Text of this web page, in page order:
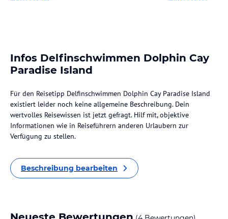
Infos Delfinschwimmen Dolphin Cay
Paradise Island
Für den Reisetipp Delfinschwimmen Dolphin Cay Paradise Island
existiert leider noch keine allgemeine Beschreibung. Dein
wertvolles Reisewissen ist jetzt gefragt. Hilf mit, objektive
Informationen wie in Reiseführern anderen Urlaubern zur
Verfügung zu stellen.
Beschreibung bearbeiten